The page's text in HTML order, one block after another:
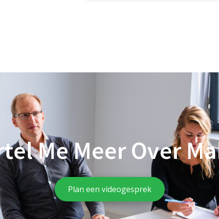
Me Meer Over
Plan een videogesprek